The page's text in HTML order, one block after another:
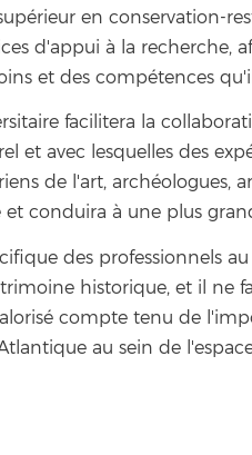
en conservation-
d'appui à la
et des compétences
facilitera la
et avec lesquelles des
de l'art, archéologues,
conduira à une plus
des professionnels
historique, et il ne
compte tenu de
au sein de